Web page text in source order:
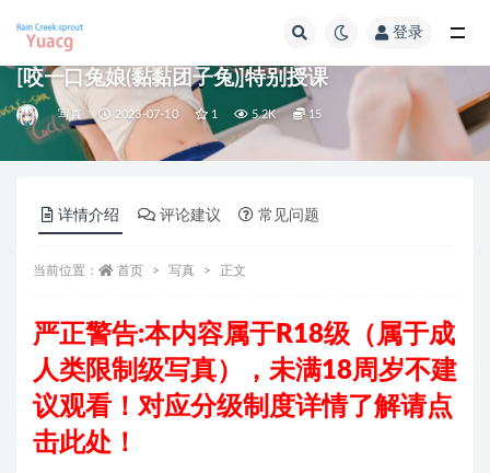
登录
[咬一口兔娘(黏黏团子兔)]特别授课
写真 2023-07-10 1 5.2K 15
详情介绍 评论建议 常见问题
当前位置： 首页 写真 正文
严正警告:本内容属于R18级 （属于成
人类限制级写真）， 未满18周岁不建
议观看！对应分级制度详情了解请点
击此处 ！